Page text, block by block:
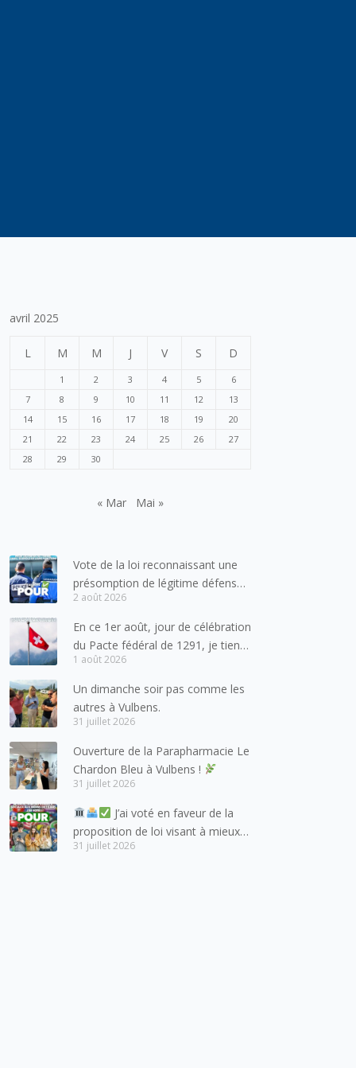
avril 2025
L M M J V S D
1 2 3 4 5
6
7
8 9 10 11 12
13
14
15 16 17 18 19
20
21
22 23 24 25 26
27
28
29 30
« Mar Mai »
Vote de la loi reconnaissant une
présomption de légitime défense
pour les forces de l’ordre
2 août 2026
En ce 1er août, jour de célébration
du Pacte fédéral de 1291, je tiens
à adresser mes meilleures
salutations à nos voisins et amis
suisses, et plus particulièrement
aux habitants du bassin genevois
lesquels la Haute-Savoie
entretient des liens étroits et
quotidiens.
1 août 2026
Un dimanche soir pas comme les
autres à Vulbens.
31 juillet 2026
Ouverture de la Parapharmacie Le
Chardon Bleu à Vulbens !
31 juillet 2026
J’ai voté en faveur de la
proposition de loi visant à mieux
protéger les mineurs des risques
31 juillet 2026